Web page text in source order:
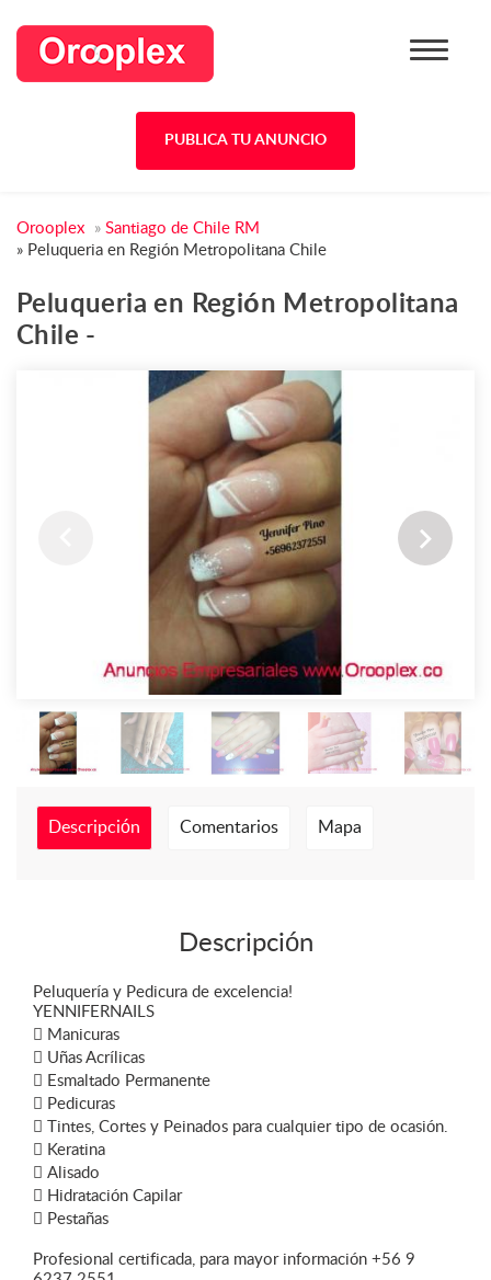
PUBLICA TU ANUNCIO
Orooplex » Santiago de Chile RM
» Peluqueria en Región Metropolitana Chile
Peluqueria en Región Metropolitana
Chile -
Descripción Comentarios Mapa
Descripción
Peluquería y Pedicura de excelencia!
YENNIFERNAILS
 Manicuras
 Uñas Acrílicas
 Esmaltado Permanente
 Pedicuras
 Tintes, Cortes y Peinados para cualquier tipo de ocasión.
 Keratina
 Alisado
 Hidratación Capilar
 Pestañas
Profesional certificada, para mayor información +56 9